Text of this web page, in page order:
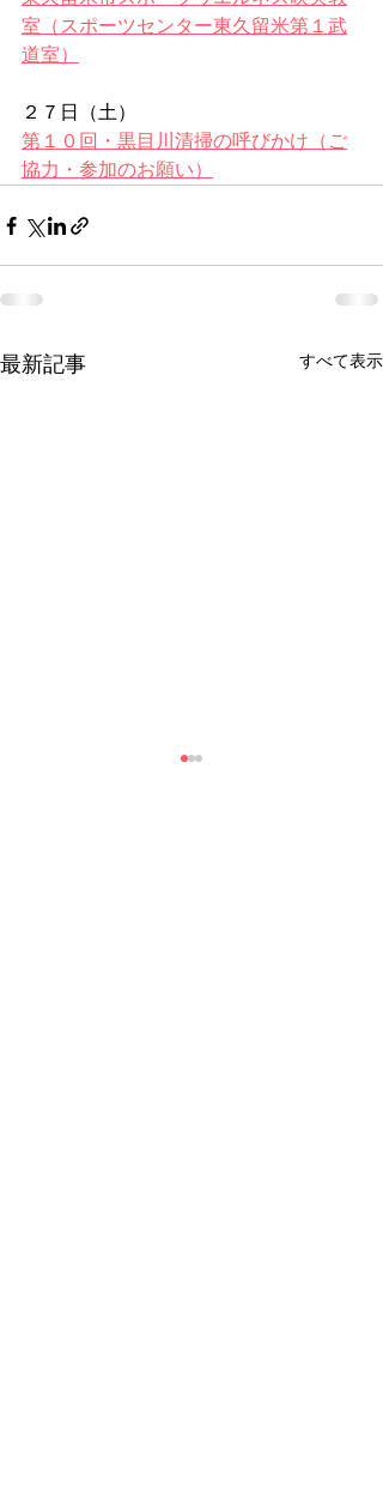
室（スポーツセンター東久留米第１武
道室）
２７日（土）
第１０回・黒目川清掃の呼びかけ（ご
協力・参加のお願い）
最新記事 すべて表示